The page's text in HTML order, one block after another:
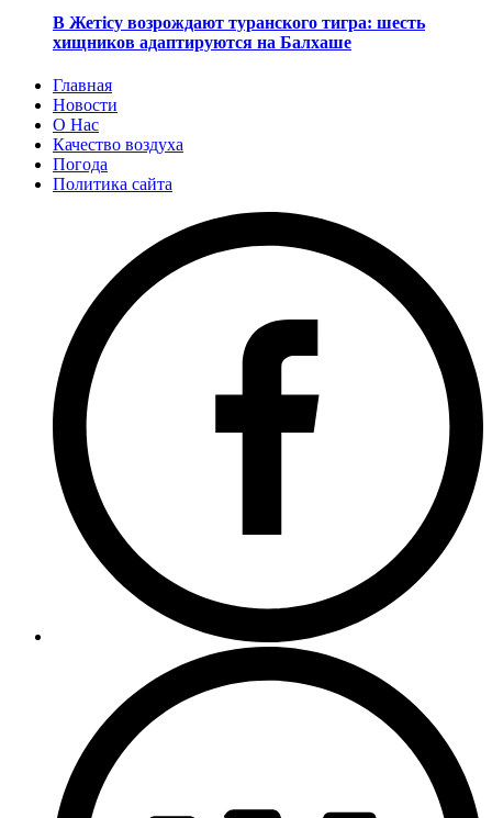
В Жетісу возрождают туранского тигра: шесть
хищников адаптируются на Балхаше
Главная
Новости
О Нас
Качество воздуха
Погода
Политика сайта